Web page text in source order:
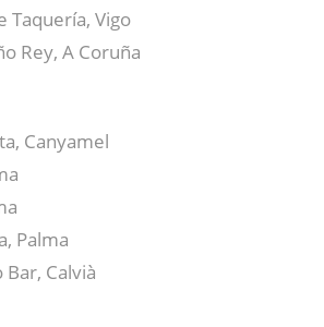
Taquería, Vigo
Rey, A Coruña
Canyamel
Palma
Bar, Calvià